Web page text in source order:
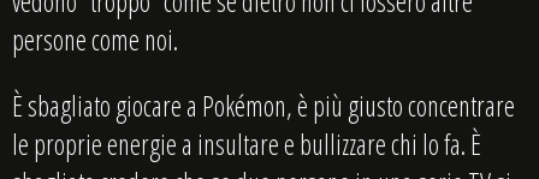
persone come noi.
È sbagliato giocare a Pokémon, è più giusto concentrare
le proprie energie a insultare e bullizzare chi lo fa. È